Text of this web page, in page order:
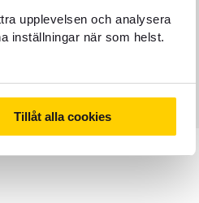
upplevelsen och analysera
inställningar när som helst.
Tillåt alla cookies